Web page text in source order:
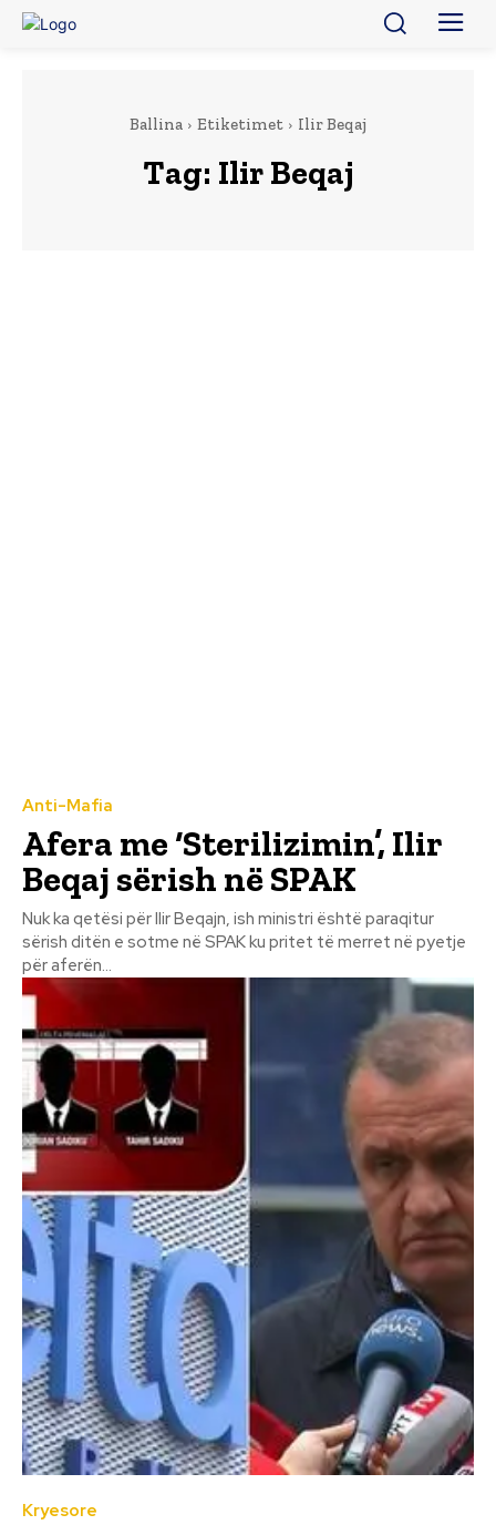
Ballina Etiketimet Ilir Beqaj
Tag: Ilir Beqaj
Anti-Mafia
Afera me ‘Sterilizimin’, Ilir
Beqaj sërish në SPAK
Nuk ka qetësi për Ilir Beqajn, ish ministri është paraqitur
sërish ditën e sotme në SPAK ku pritet të merret në pyetje
për aferën...
Kryesore